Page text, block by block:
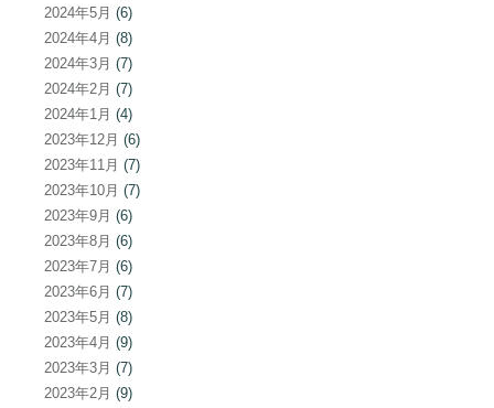
2024年5月 (6)
2024年4月 (8)
2024年3月 (7)
2024年2月 (7)
2024年1月 (4)
2023年12月 (6)
2023年11月 (7)
2023年10月 (7)
2023年9月 (6)
2023年8月 (6)
2023年7月 (6)
2023年6月 (7)
2023年5月 (8)
2023年4月 (9)
2023年3月 (7)
2023年2月 (9)